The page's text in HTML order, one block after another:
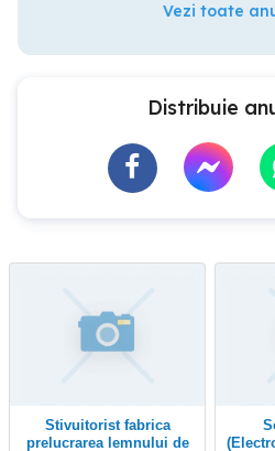
Vezi toate
Distribuie
Stivuitorist fabrica
prelucrarea lemnului de
Sculer Matriter